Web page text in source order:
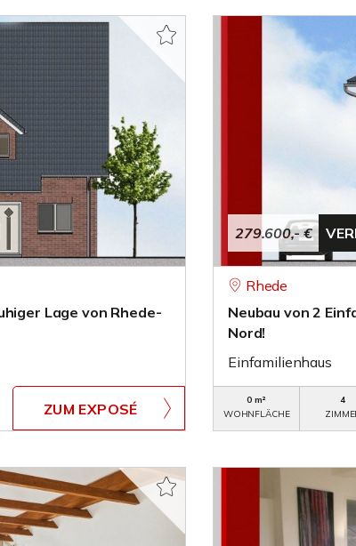
Lage von Rhede-
ZUM EXPOSÉ
279.600,- €
Rhede
Neubau von 2
Nord!
Einfamilienhaus
0 m²
WOHNFLÄCHE
4